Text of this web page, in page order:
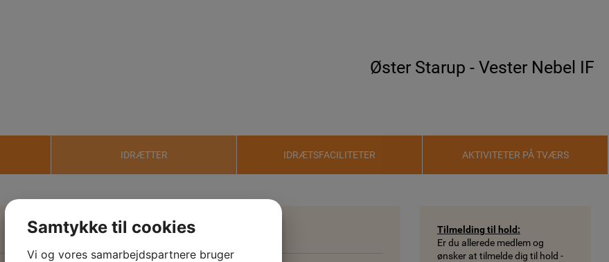
Øster Starup - Vester Nebel IF
IDRÆTTER IDRÆTSFACILITETER AKTIVITETER PÅ TVÆRS
Tilmelding til hold:
Er du allerede medlem og
ønsker at tilmelde dig til hold -
Samtykke til cookies
Vi og vores samarbejdspartnere bruger